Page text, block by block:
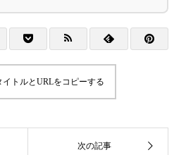
イトルとURLをコピーする